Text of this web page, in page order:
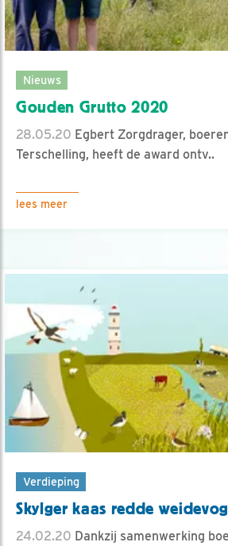
Nieuws
Gouden Grutto 2020
28.05.20 Egbert Zorgdrager,
Terschelling, heeft de award ontv..
lees meer
Verdieping
Skylger kaas redde
24.02.20 Dankzij samenwerking